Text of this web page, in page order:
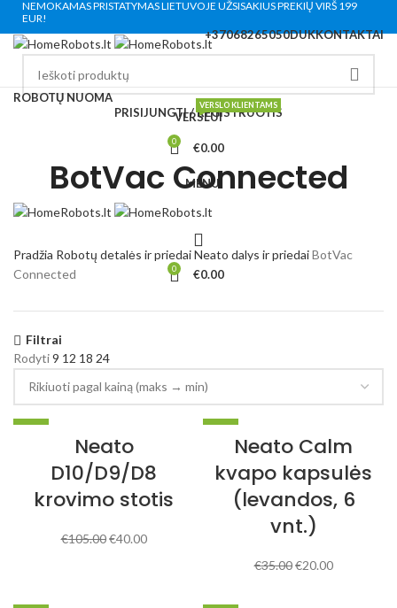
NEMOKAMAS PRISTATYMAS LIETUVOJE UŽSISAKIUS PREKIŲ VIRŠ 199
EUR!
+37068265050DUKKONTAKTAI
Turite klausimų? Susisiekite su mumis:
PRISIJUNGTI / REGISTRUOTIS
0 €0.00
MENU
0 €0.00
ROBOTŲ NUOMA
VERSLUI
VERSLO KLIENTAMS
BotVac Connected
Pradžia Robotų detalės ir priedaiNeato dalys ir priedaiBotVac
Connected
Filtrai
Rodyti9 12 18 24
-62%
Neato
D10/D9/D8
krovimo stotis
€105.00 €40.00
-43%
NAUJANeato Calm
kvapo kapsulės
(levandos, 6
vnt.)
€35.00 €20.00